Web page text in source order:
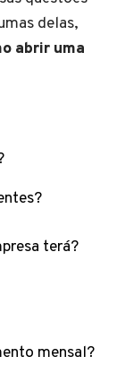
delas,
abrir uma
terá?
mensal?